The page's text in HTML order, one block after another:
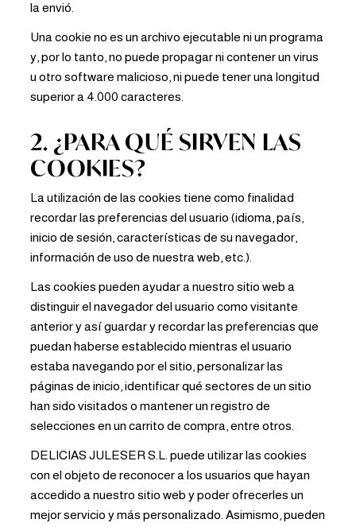
la envió.
Una cookie no es un archivo ejecutable ni un programa
y, por lo tanto, no puede propagar ni contener un virus
u otro software malicioso, ni puede tener una longitud
superior a 4.000 caracteres.
2. ¿PARA QUÉ SIRVEN LAS
COOKIES?
La utilización de las cookies tiene como finalidad
recordar las preferencias del usuario (idioma, país,
inicio de sesión, características de su navegador,
información de uso de nuestra web, etc.).
Las cookies pueden ayudar a nuestro sitio web a
distinguir el navegador del usuario como visitante
anterior y así guardar y recordar las preferencias que
puedan haberse establecido mientras el usuario
estaba navegando por el sitio, personalizar las
páginas de inicio, identificar qué sectores de un sitio
han sido visitados o mantener un registro de
selecciones en un carrito de compra, entre otros.
DELICIAS JULESER S.L. puede utilizar las cookies
con el objeto de reconocer a los usuarios que hayan
accedido a nuestro sitio web y poder ofrecerles un
mejor servicio y más personalizado. Asimismo, pueden